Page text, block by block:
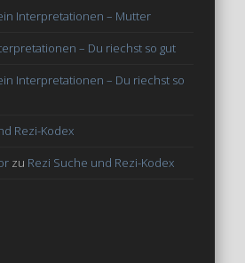
Interpretationen – Mutter
– Du riechst so gut
Interpretationen – Du riechst so
Rezi-Kodex
zu Rezi Suche und Rezi-Kodex